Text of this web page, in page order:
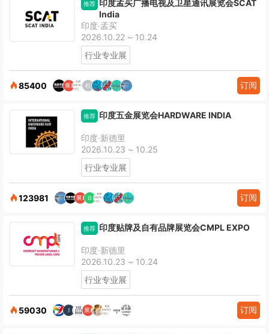
推荐 印度孟买广播电视及卫星通讯展览会SCAT
India
印度·孟买
2026.10.22 ~ 10.24
行业专业展
85400 订阅
推荐 印度五金展览会HARDWARE INDIA
印度·新德里
2026.10.23 ~ 10.25
行业专业展
123981 订阅
推荐 印度贴牌及自有品牌展览会CMPL EXPO
印度·新德里
2026.10.23 ~ 10.24
行业专业展
59030 订阅